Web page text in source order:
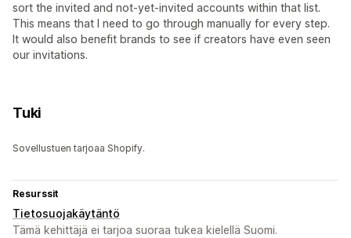
sort the invited and not-yet-invited accounts within that list.
This means that I need to go through manually for every step.
It would also benefit brands to see if creators have even seen
our invitations.
Tuki
Sovellustuen tarjoaa Shopify.
Resurssit
Tietosuojakäytäntö
Tämä kehittäjä ei tarjoa suoraa tukea kielellä Suomi.